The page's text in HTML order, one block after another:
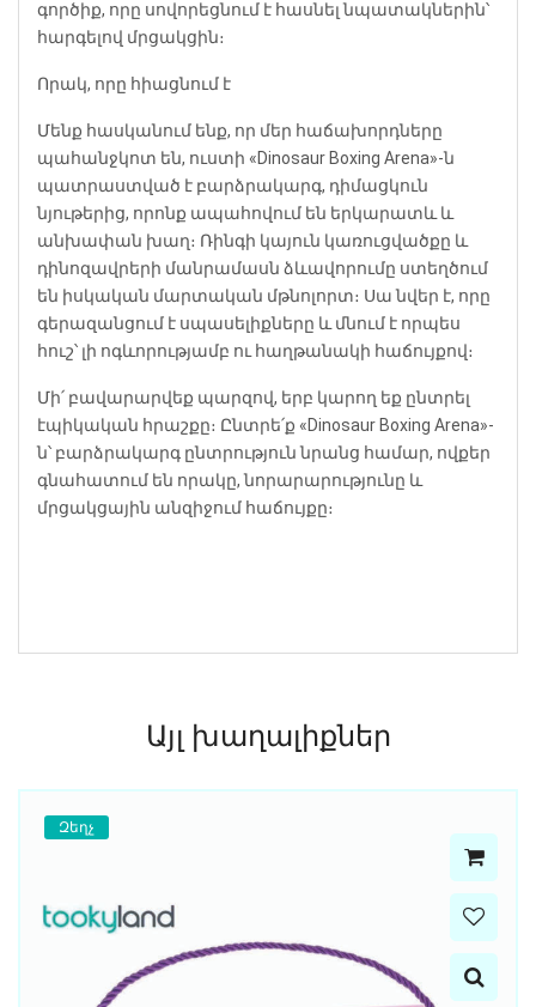
գործիք, որը սովորեցնում է հասնել նպատակներին՝
հարգելով մրցակցին։
Որակ, որը հիացնում է
Մենք հասկանում ենք, որ մեր հաճախորդները
պահանջկոտ են, ուստի «Dinosaur Boxing Arena»-ն
պատրաստված է բարձրակարգ, դիմացկուն
նյութերից, որոնք ապահովում են երկարատև և
անխափան խաղ։ Ռինգի կայուն կառուցվածքը և
դինոզավրերի մանրամասն ձևավորումը ստեղծում
են իսկական մարտական մթնոլորտ։ Սա նվեր է, որը
գերազանցում է սպասելիքները և մնում է որպես
հուշ՝ լի ոգևորությամբ ու հաղթանակի հաճույքով։
Մի՛ բավարարվեք պարզով, երբ կարող եք ընտրել
էպիկական հրաշքը։ Ընտրե՛ք «Dinosaur Boxing Arena»-
ն՝ բարձրակարգ ընտրություն նրանց համար, ովքեր
գնահատում են որակը, նորարարությունը և
մրցակցային անզիջում հաճույքը։
Այլ խաղալիքներ
Զեղչ